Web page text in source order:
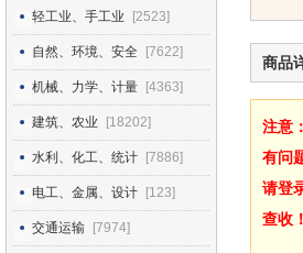
轻工业、手工业 [2523]
自然、环境、安全 [7622]
机械、力学、计量 [4363]
建筑、农业 [18202]
水利、化工、统计 [7886]
电工、金属、设计 [123]
交通运输 [7974]
商品
注意
有问
请登
查收